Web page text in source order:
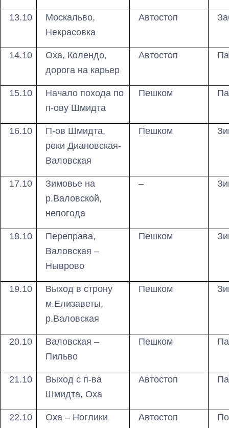
13.10
Москальво,
Некрасовка
Автостоп
14.10
Оха, Колендо,
дорога на карьер
Автостоп
15.10
Начало похода по
п-ову Шмидта
Пешком
16.10
П-ов Шмидта,
реки Диановская-
Валовская
Пешком
17.10
Зимовье на
р.Валовской,
непогода
–
18.10
Переправа,
Валовская –
Ныврово
Пешком
19.10
Выход в строну
м.Елизаветы,
р.Валовская
Пешком
20.10
Валовская –
Пильво
Пешком
21.10
Выход с п-ва
Шмидта, Оха
Автостоп
22.10 Оха – Ноглики Автостоп